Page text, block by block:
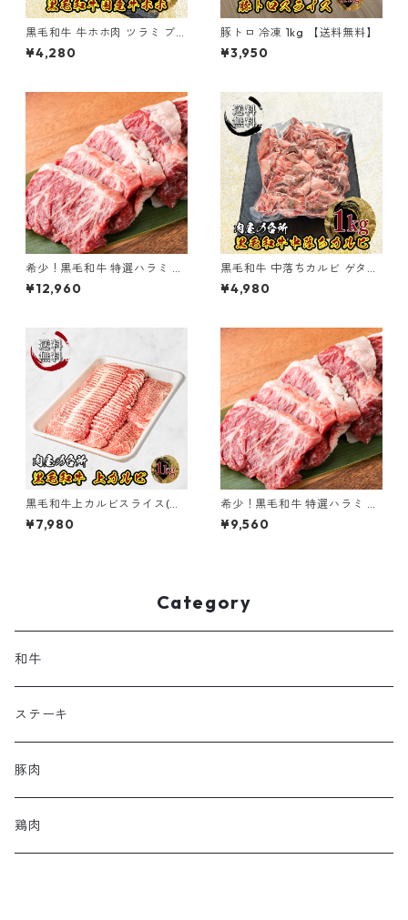
黒毛和牛 牛ホホ肉 ツラミ ブロ
ック 1~1.5kg (不定貫) 冷凍
【送料無料】
¥4,280
豚トロ 冷凍 1kg 【送料無料】
¥3,950
希少！黒毛和牛 特選ハラミ 黒
樺牛 900g
¥12,960
黒毛和牛 中落ちカルビ ゲタカ
¥4,980
黒毛和牛上カルビスライス(ブ
リスケ） 1000g 大容量パッ
ク
¥7,980
希少！黒毛和牛 特選ハラミ 黒
樺牛 600g
¥9,560
Category
和牛
ステーキ
豚肉
鶏肉